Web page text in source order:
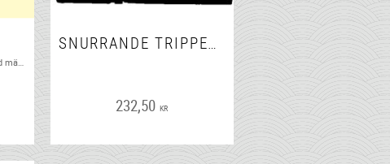
Enkelkrok 8112Material: Förnicklad mässing Förebild: Lundell & Zetterberg Nr 1012Rekommenderad skruv: TKFS 5 x ¾" MNTidsperiod: ca 1930 - 1970För dammsugarslang
SNURRANDE TRIPPELKROK 8135
232,50 KR